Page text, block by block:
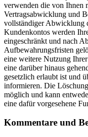
verwenden die von Ihnen
Vertragsabwicklung und
vollständiger Abwicklung
Kundenkontos werden
eingeschränkt und nach
Aufbewahrungsfristen
eine weitere Nutzung
eine darüber hinaus
gesetzlich erlaubt ist und
informieren. Die
möglich und kann
eine dafür vorgesehene
Kommentare und